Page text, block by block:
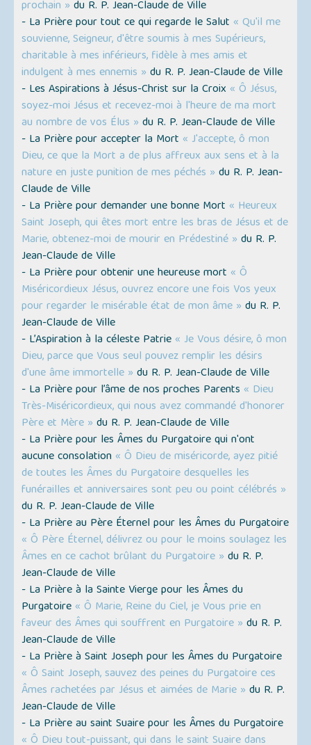
prochain » du R. P. Jean-Claude de Ville
- La Prière pour tout ce qui regarde le Salut « Qu'il me
souvienne, Seigneur, d'être soumis à mes Supérieurs,
charitable à mes inférieurs, fidèle à mes amis et
indulgent à mes ennemis » du R. P. Jean-Claude de Ville
- Les Aspirations à Jésus-Christ sur la Croix « Ô Jésus,
soyez-moi Jésus et recevez-moi à l'heure de ma mort
au nombre de vos Élus » du R. P. Jean-Claude de Ville
- La Prière pour accepter la Mort « J'accepte, ô mon
Dieu, ce que la Mort a de plus affreux aux sens et à la
nature en juste punition de mes péchés » du R. P. Jean-
Claude de Ville
- La Prière pour demander une bonne Mort « Heureux
Saint Joseph, qui êtes mort entre les bras de Jésus et de
Marie, obtenez-moi de mourir en Prédestiné » du R. P.
Jean-Claude de Ville
- La Prière pour obtenir une heureuse mort « Ô
Miséricordieux Jésus, ouvrez encore une fois Vos yeux
pour regarder le misérable état de mon âme » du R. P.
Jean-Claude de Ville
- L’Aspiration à la céleste Patrie « Je Vous désire, ô mon
Dieu, parce que Vous seul pouvez remplir les désirs
d'une âme immortelle » du R. P. Jean-Claude de Ville
- La Prière pour l’âme de nos proches Parents « Dieu
Très-Miséricordieux, qui nous avez commandé d'honorer
Père et Mère » du R. P. Jean-Claude de Ville
- La Prière pour les Âmes du Purgatoire qui n'ont
aucune consolation « Ô Dieu de miséricorde, ayez pitié
de toutes les Âmes du Purgatoire desquelles les
funérailles et anniversaires sont peu ou point célébrés »
du R. P. Jean-Claude de Ville
- La Prière au Père Éternel pour les Âmes du Purgatoire
« Ô Père Éternel, délivrez ou pour le moins soulagez les
Âmes en ce cachot brûlant du Purgatoire » du R. P.
Jean-Claude de Ville
- La Prière à la Sainte Vierge pour les Âmes du
Purgatoire « Ô Marie, Reine du Ciel, je Vous prie en
faveur des Âmes qui souffrent en Purgatoire » du R. P.
Jean-Claude de Ville
- La Prière à Saint Joseph pour les Âmes du Purgatoire
« Ô Saint Joseph, sauvez des peines du Purgatoire ces
Âmes rachetées par Jésus et aimées de Marie » du R. P.
Jean-Claude de Ville
- La Prière au saint Suaire pour les Âmes du Purgatoire
« Ô Dieu tout-puissant, qui dans le saint Suaire dans